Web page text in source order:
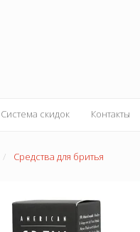
Система скидок Контакты
Средства для бритья